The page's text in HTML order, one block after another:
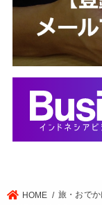
HOME 旅・おでか